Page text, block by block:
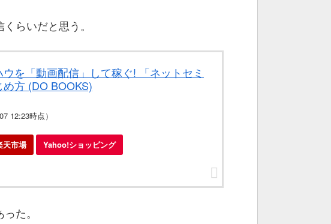
らいだと思う。
を「動画配信」して稼ぐ! 「ネットセミ
方 (DO BOOKS)
12:23時点）
天市場 Yahoo!ショッピング
た。